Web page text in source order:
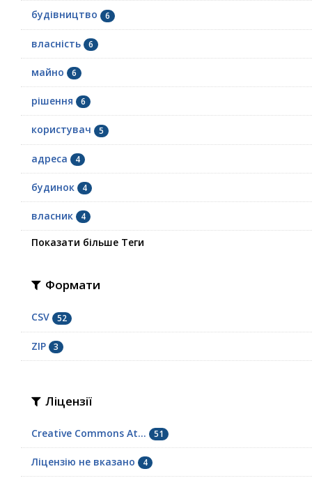
будівництво 6
власність 6
майно 6
рішення 6
користувач 5
адреса 4
будинок 4
власник 4
Показати більше Теги
Формати
CSV 52
ZIP 3
Ліцензії
Creative Commons At... 51
Ліцензію не вказано 4